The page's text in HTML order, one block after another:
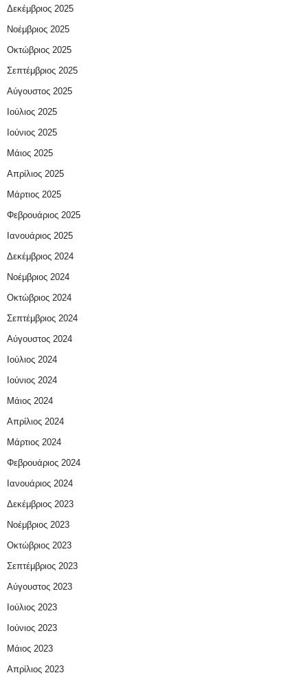
Δεκέμβριος 2025
Νοέμβριος 2025
Οκτώβριος 2025
Σεπτέμβριος 2025
Αύγουστος 2025
Ιούλιος 2025
Ιούνιος 2025
Μάιος 2025
Απρίλιος 2025
Μάρτιος 2025
Φεβρουάριος 2025
Ιανουάριος 2025
Δεκέμβριος 2024
Νοέμβριος 2024
Οκτώβριος 2024
Σεπτέμβριος 2024
Αύγουστος 2024
Ιούλιος 2024
Ιούνιος 2024
Μάιος 2024
Απρίλιος 2024
Μάρτιος 2024
Φεβρουάριος 2024
Ιανουάριος 2024
Δεκέμβριος 2023
Νοέμβριος 2023
Οκτώβριος 2023
Σεπτέμβριος 2023
Αύγουστος 2023
Ιούλιος 2023
Ιούνιος 2023
Μάιος 2023
Απρίλιος 2023